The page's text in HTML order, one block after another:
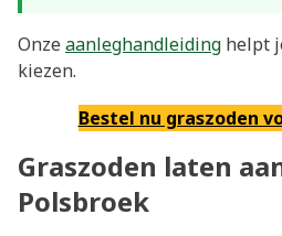
Onzeaanleghandleiding helpt
kiezen.
Bestel nu graszoden
Graszoden laten
Polsbroek